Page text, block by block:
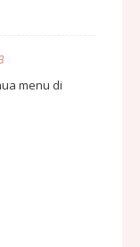
menu di